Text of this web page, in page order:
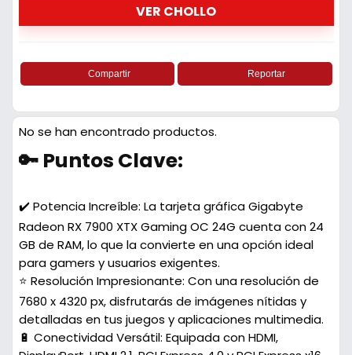
VER CHOLLO
Compartir Reportar
No se han encontrado productos.
🔑 Puntos Clave:
✔️ Potencia Increíble: La tarjeta gráfica Gigabyte
Radeon RX 7900 XTX Gaming OC 24G cuenta con 24
GB de RAM, lo que la convierte en una opción ideal
para gamers y usuarios exigentes.
⭐ Resolución Impresionante: Con una resolución de
7680 x 4320 px, disfrutarás de imágenes nítidas y
detalladas en tus juegos y aplicaciones multimedia.
🔋 Conectividad Versátil: Equipada con HDMI,